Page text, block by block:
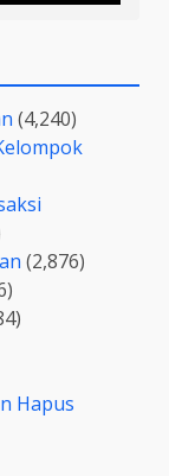
(4,240)
(2,876)
Hapus